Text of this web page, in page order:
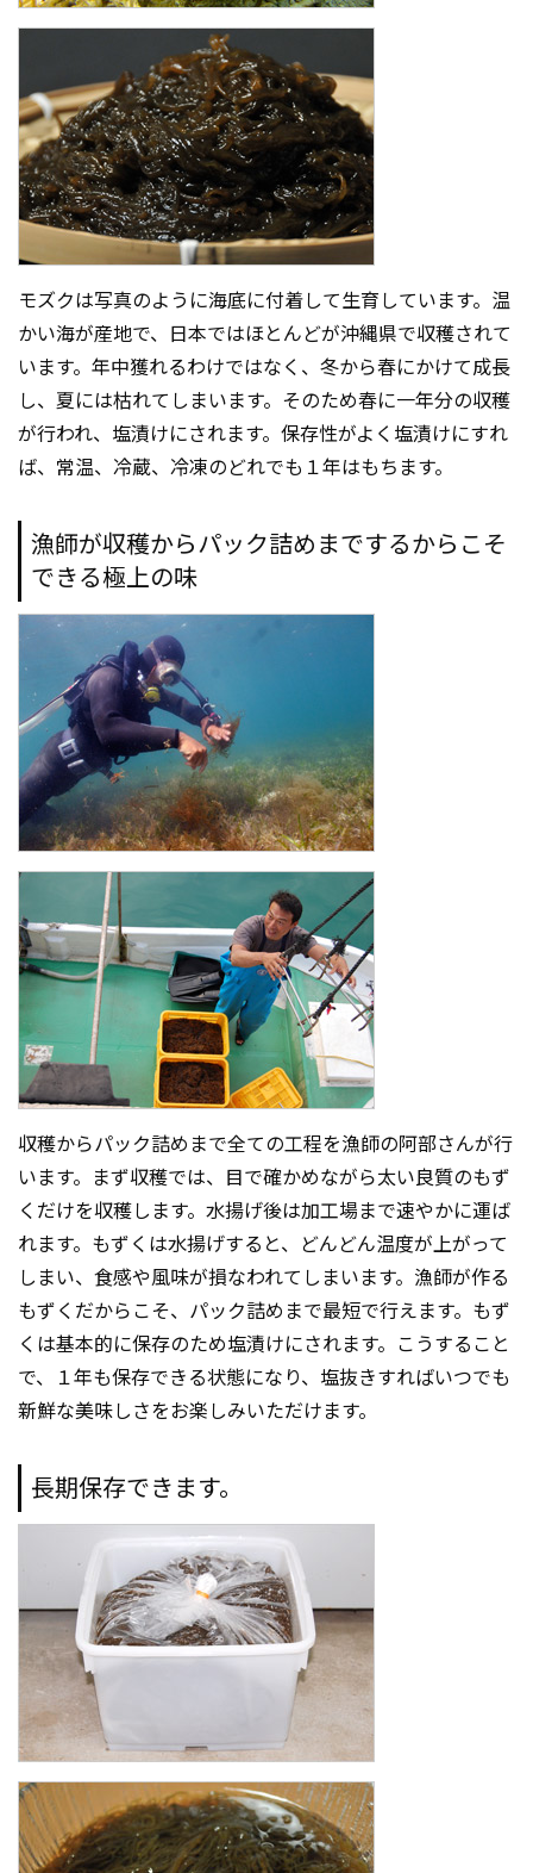
モズクは写真のように海底に付着して生育しています。温
かい海が産地で、日本ではほとんどが沖縄県で収穫されて
います。年中獲れるわけではなく、冬から春にかけて成長
し、夏には枯れてしまいます。そのため春に一年分の収穫
が行われ、塩漬けにされます。保存性がよく塩漬けにすれ
ば、常温、冷蔵、冷凍のどれでも１年はもちます。
漁師が収穫からパック詰めまでするからこそ
できる極上の味
収穫からパック詰めまで全ての工程を漁師の阿部さんが行
います。まず収穫では、目で確かめながら太い良質のもず
くだけを収穫します。水揚げ後は加工場まで速やかに運ば
れます。もずくは水揚げすると、どんどん温度が上がって
しまい、食感や風味が損なわれてしまいます。漁師が作る
もずくだからこそ、パック詰めまで最短で行えます。もず
くは基本的に保存のため塩漬けにされます。こうすること
で、１年も保存できる状態になり、塩抜きすればいつでも
新鮮な美味しさをお楽しみいただけます。
長期保存できます。